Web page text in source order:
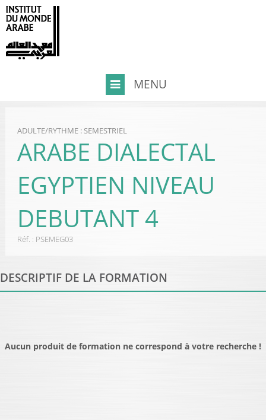
ADULTE/RYTHME : SEMESTRIEL
ARABE DIALECTAL
EGYPTIEN NIVEAU
DEBUTANT 4
Réf. : PSEMEG03
DESCRIPTIF DE LA FORMATION
Aucun produit de formation ne correspond à votre recherche !